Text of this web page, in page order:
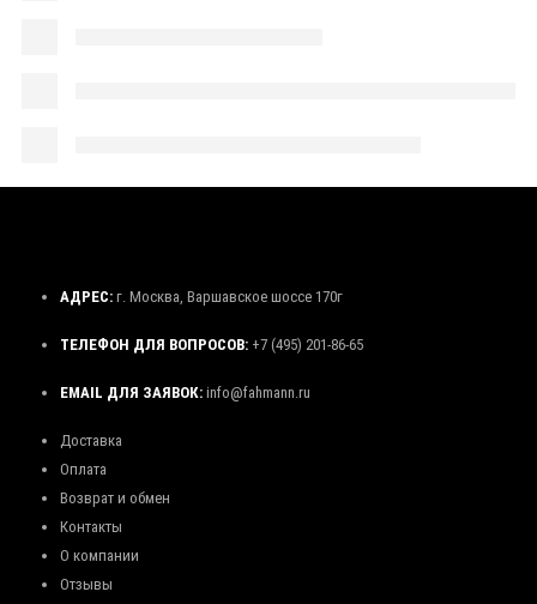
АДРЕС: г. Москва, Варшавское шоссе 170г
ТЕЛЕФОН ДЛЯ ВОПРОСОВ: +7 (495) 201-86-65
EMAIL ДЛЯ ЗАЯВОК: info@fahmann.ru
Доставка
Оплата
Возврат и обмен
Контакты
О компании
Отзывы